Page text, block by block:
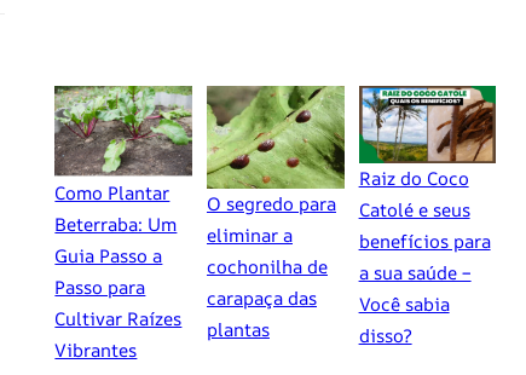
Como Plantar
Beterraba: Um
Guia Passo a
Passo para
Cultivar Raízes
Vibrantes
O segredo para
eliminar a
cochonilha de
carapaça das
plantas
Raiz do Coco
Catolé e seus
benefícios para
a sua saúde –
Você sabia
disso?